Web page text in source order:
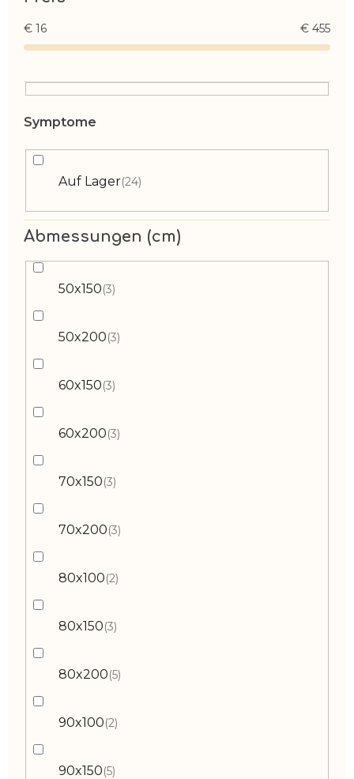
€ 16 € 455
Auf Lager 24
Abmessungen (cm)
50x150 3
50x200 3
60x150 3
60x200 3
70x150 3
70x200 3
80x100 2
80x150 3
80x200 5
90x100 2
90x150 5